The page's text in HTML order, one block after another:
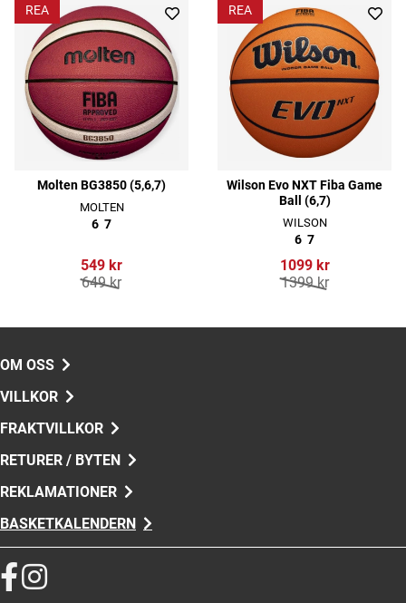
REA
Molten BG3850 (5,6,7)
MOLTEN
6 7
549 kr
649 kr
REA
Wilson Evo NXT Fiba Game
Ball (6,7)
WILSON
6 7
1099 kr
1399 kr
OM OSS
VILLKOR
FRAKTVILLKOR
RETURER / BYTEN
REKLAMATIONER
BASKETKALENDERN